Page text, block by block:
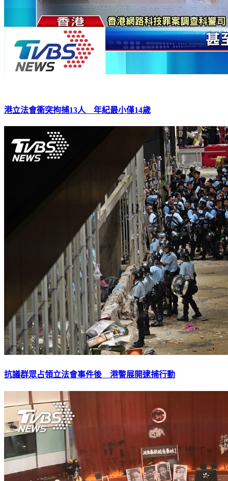
港立法會衝突拘捕13人 年紀最小僅14歲
抗議群眾占領立法會事件後 港警展開逮捕行動